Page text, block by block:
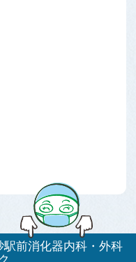
前消化器内科・外科